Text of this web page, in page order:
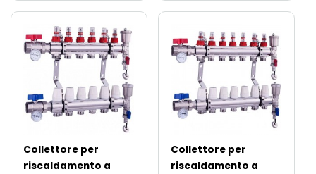
Collettore per
riscaldamento a
Collettore per
riscaldamento a